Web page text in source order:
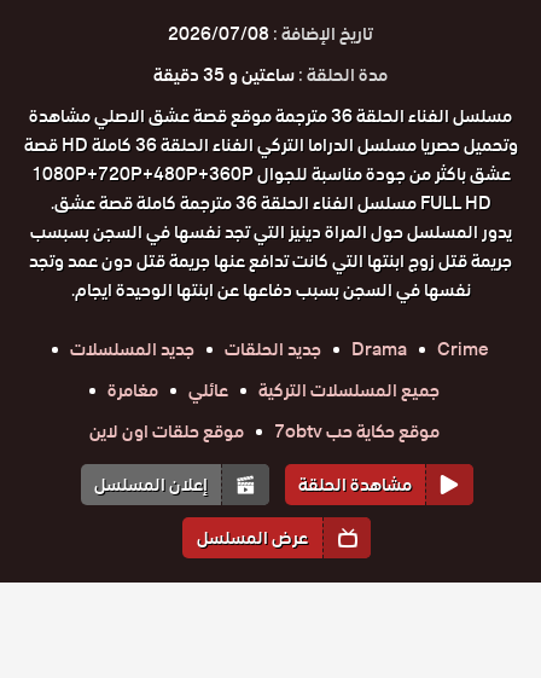
تاريخ الإضافة :2026/07/08
مدة الحلقة :ساعتين و 35 دقيقة
مسلسل الفناء الحلقة 36 مترجمة موقع قصة عشق الاصلي مشاهدة
وتحميل حصريا مسلسل الدراما التركي الفناء الحلقة 36 كاملة HD قصة
عشق باكثر من جودة مناسبة للجوال 1080P+720P+480P+360P
FULL HD مسلسل الفناء الحلقة 36 مترجمة كاملة قصة عشق.
يدور المسلسل حول المراة دينيز التي تجد نفسها في السجن بسبسب
جريمة قتل زوج ابنتها التي كانت تدافع عنها جريمة قتل دون عمد وتجد
نفسها في السجن بسبب دفاعها عن ابنتها الوحيدة ايجام.
Crime
Drama جديد الحلقات
جديد المسلسلات
جميع المسلسلات التركية
عائلي
مغامرة
موقع حكاية حب 7obtv
موقع حلقات اون لاين
مشاهدة الحلقة
إعلان المسلسل
عرض المسلسل